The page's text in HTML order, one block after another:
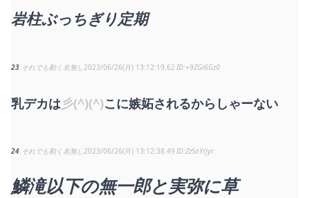
岩柱ぶっちぎり定期
23 それでも動く名無し2023/06/26(月) 13:12:19.62 +9ZGi6Gz0
乳デカは彡(^)(^)こに嫉妬されるからしゃーない
24 それでも動く名無し2023/06/26(月) 13:12:38.49 ZzSnYrJyr
鱗滝以下の無一郎と実弥に草